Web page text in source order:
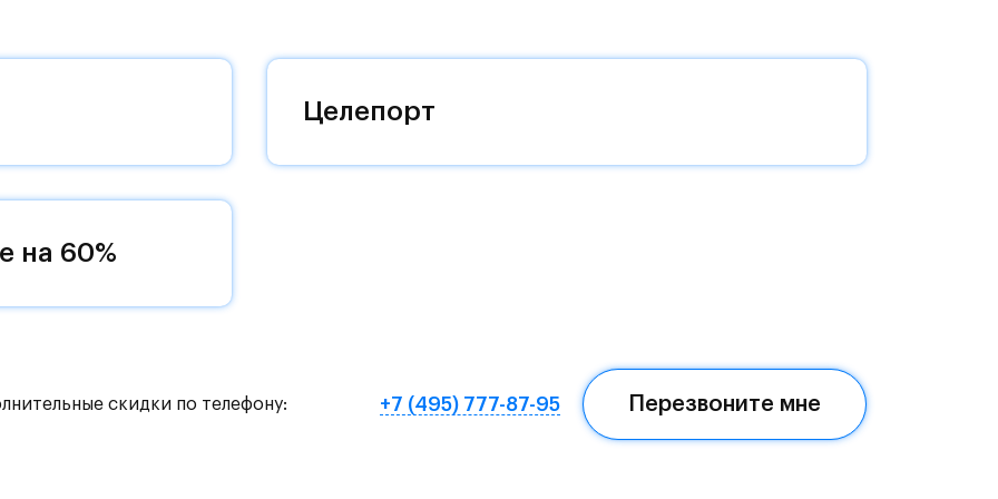
престижный статус западного
«своей» территорией, куда хочется
на Красногорское и Рублево-Успенское шоссе.
метро МЦД «Одинцово».
на «Северный обход Одинцово».
Целепорт
на 60%
скидки по телефону: +7 (495) 777-87-95 Перезвоните мне